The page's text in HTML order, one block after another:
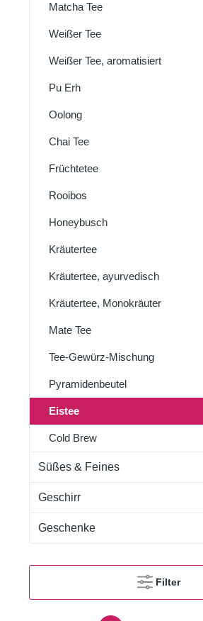
Matcha Tee
Weißer Tee
Weißer Tee, aromatisiert
Pu Erh
Oolong
Chai Tee
Früchtetee
Rooibos
Honeybusch
Kräutertee
Kräutertee, ayurvedisch
Kräutertee, Monokräuter
Mate Tee
Tee-Gewürz-Mischung
Pyramidenbeutel
Eistee
Cold Brew
Süßes & Feines
Geschirr
Geschenke
Filter